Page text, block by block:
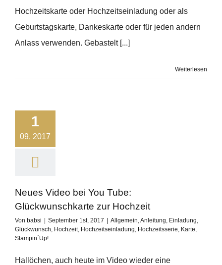
Hochzeitskarte oder Hochzeitseinladung oder als
Geburtstagskarte, Dankeskarte oder für jeden andern
Anlass verwenden. Gebastelt [...]
Weiterlesen
1
09, 2017
Neues Video bei You Tube:
Glückwunschkarte zur Hochzeit
Von babsi September 1st, 2017 Allgemein,Anleitung, Einladung,
Glückwunsch, Hochzeit, Hochzeitseinladung, Hochzeitsserie, Karte,
Stampin´Up!
Hallöchen, auch heute im Video wieder eine